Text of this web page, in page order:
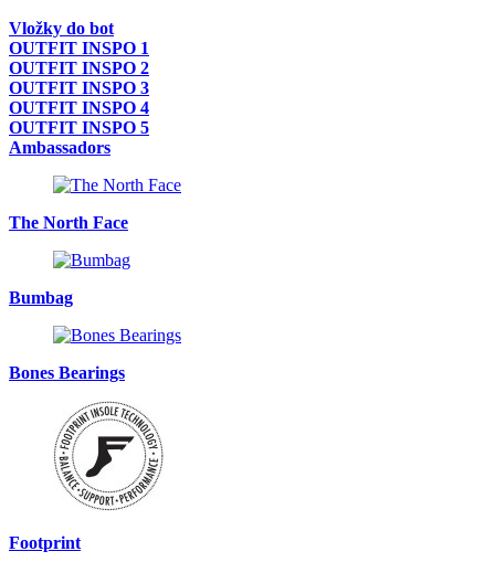
Vložky do bot
OUTFIT INSPO 1
OUTFIT INSPO 2
OUTFIT INSPO 3
OUTFIT INSPO 4
OUTFIT INSPO 5
Ambassadors
The North Face
Bumbag
Bones Bearings
Footprint